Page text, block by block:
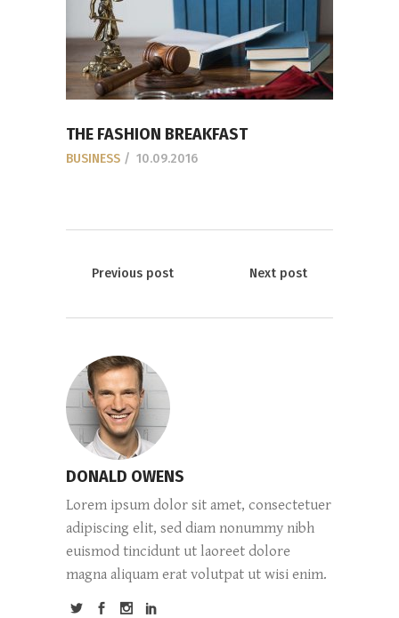
THE FASHION BREAKFAST
BUSINESS 10.09.2016
Previous post Next post
DONALD OWENS
Lorem ipsum dolor sit amet, consectetuer
adipiscing elit, sed diam nonummy nibh
euismod tincidunt ut laoreet dolore
magna aliquam erat volutpat ut wisi enim.